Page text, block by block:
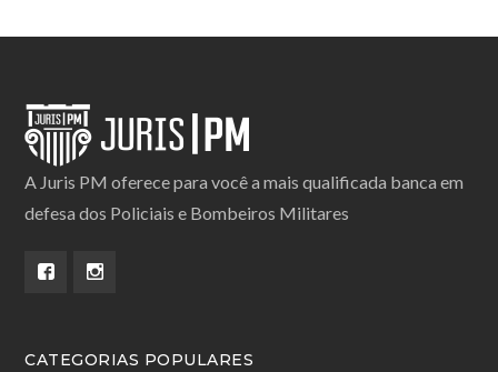
A Juris PM oferece para você a mais qualificada banca em
defesa dos Policiais e Bombeiros Militares
CATEGORIAS POPULARES